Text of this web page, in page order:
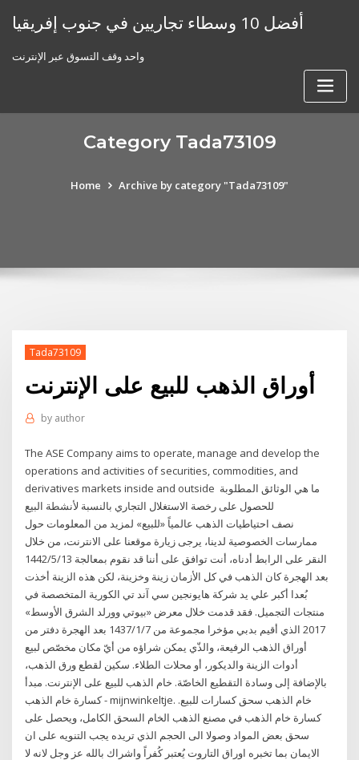
أفضل 10 وسطاء تجاريين في جنوب إفريقيا
واحد وقف التسوق عبر الإنترنت
Category Tada73109
Home Archive by category "Tada73109"
Tada73109
أوراق الذهب للبيع على الإنترنت
by author
The ASE Company aims to operate, manage and develop the
operations and activities of securities, commodities, and
derivatives markets inside and outside ما هي الوثائق المطلوبة
نصف احتياطيات الذهب عالمياً «للبيع» لمزيد من المعلومات حول
ممارسات الخصوصية لدينا، يرجى زيارة موقعنا على الانترنت، من خلال
النقر على الرابط أدناه، أنت توافق على أننا قد نقوم بمعالجة 13‏‏/5‏‏/1442
بعد الهجرة كان الذهب في كل الأزمان زينة وخزينة، لكن هذه الزينة أخذت
بُعدا أكبر علي يد شركة هايونجين سي آند تي الكورية المتخصصة في
منتجات التجميل. فقد قدمت خلال معرض «بيوتي وورلد الشرق الأوسط»
2017 الذي أقيم بدبي مؤخرا مجموعة من 7‏‏/1‏‏/1437 بعد الهجرة دفتر من
أوراق الذهب الرفيعة، والذّي يمكن شراؤه من أيّ مكان مخصّص لبيع
أدوات الزينة والديكور، أو محلات الطلاء. سكين لقطع ورق الذهب،
بالإضافة إلى وسادة التقطيع الخاصّة. خام الذهب للبيع على الإنترنت. مبدأ
كسارة خام الذهب - mijnwinkeltje. خام الذهب سحق كسارات للبيع.
كسارة خام الذهب في مصنع الذهب الخام السحق الكامل، ويحصل على
سحق بعض المواد وصولا الى الحجم الذي تريده يجب التنويه على ان
الايمان بما تخبره اوراق التاروت يُعتبر كُفراً واشراك بالله عز وجل لانه لا